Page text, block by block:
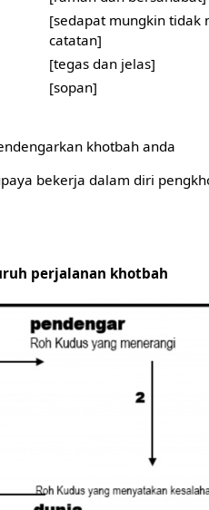
[sedapat mungkin tidak
catatan]
[tegas dan jelas]
[sopan]
khotbah anda
bekerja dalam diri
perjalanan khotbah